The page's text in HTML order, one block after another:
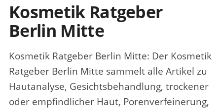
Kosmetik Ratgeber
Berlin Mitte
Kosmetik Ratgeber Berlin Mitte: Der Kosmetik
Ratgeber Berlin Mitte sammelt alle Artikel zu
Hautanalyse, Gesichtsbehandlung, trockener
oder empfindlicher Haut, Porenverfeinerung,